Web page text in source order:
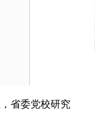
省委党校研究